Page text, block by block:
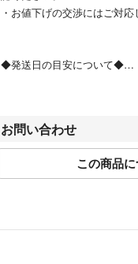
・札入れ内部 ⇒ 小さなシミ
・小銭入れ内側 ⇒ 薄らと汚
[製造番号・刻印]
[シリアル]
[付属品]
・お値下げの交渉にはご対応
◆発送日の目安について◆
ご入金確認後、0-4営業日程
◆在庫について◆
ラクマ以外でも出品を行っ
お問い合わせ
この商品